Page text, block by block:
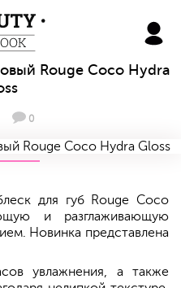
Rouge Coco Hydra
0
для губ Rouge Coco
и разглаживающую
Новинка представлена
увлажнения, а также